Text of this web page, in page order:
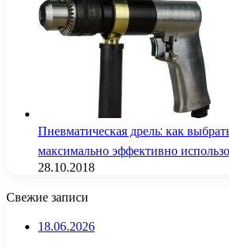
Пневматическая дрель: как
максимально эффективно
28.10.2018
Свежие записи
18.06.2026